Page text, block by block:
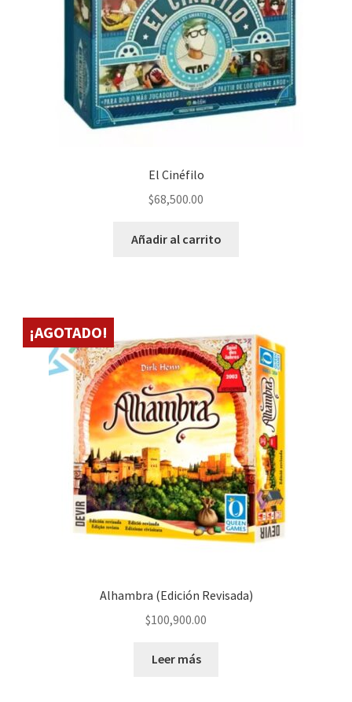
El Cinéfilo
$68,500.00
Añadir al carrito
¡AGOTADO!
Alhambra (Edición Revisada)
$100,900.00
Leer más